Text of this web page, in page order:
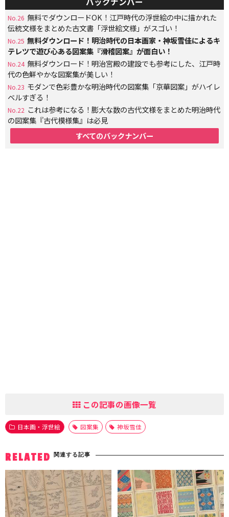
No.26 無料でダウンロードOK！江戸時代の浮世絵の中に描かれた
伝統文様をまとめた古文書「浮世絵文様」がスゴい！
No.25 無料ダウンロード！明治時代の日本画家・神坂雪佳によるキ
テレツで遊び心ある図案集『滑稽図案』が面白い！
No.24 無料ダウンロード！明治宮殿の建設でも参考にした、江戸時
代の色鮮やかな図案集が美しい！
No.23 モダンで色彩豊かな明治時代の図案集「京華図案」がハイレ
ベルすぎる！
No.22 これは参考になる！膨大な数の古代文様をまとめた明治時代
の図案集『古代模様集』は必見
すべてのバックナンバー
この記事の画像一覧
日本画・浮世絵 図案集 神坂雪佳
RELATED 関連する記事